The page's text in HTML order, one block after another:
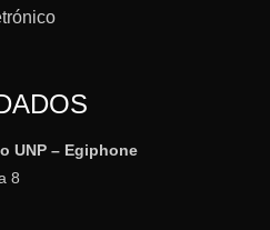
UNP – Egiphone
8